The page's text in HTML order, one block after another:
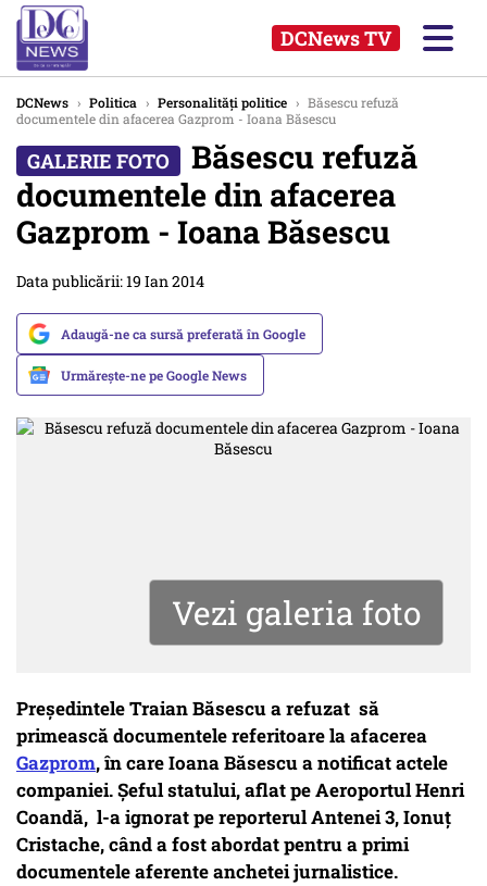
DCNews TV
DCNews › Politica › Personalități politice › Băsescu refuză
documentele din afacerea Gazprom - Ioana Băsescu
Băsescu refuză
documentele din afacerea
Gazprom - Ioana Băsescu
Data publicării: 19 Ian 2014
Adaugă-ne ca sursă preferată în Google
Urmărește-ne pe Google News
Vezi galeria foto
Președintele Traian Băsescu a refuzat să
primească documentele referitoare la afacerea
Gazprom, în care Ioana Băsescu a notificat actele
companiei. Șeful statului, aflat pe Aeroportul Henri
Coandă, l-a ignorat pe reporterul Antenei 3, Ionuț
Cristache, când a fost abordat pentru a primi
documentele aferente anchetei jurnalistice.